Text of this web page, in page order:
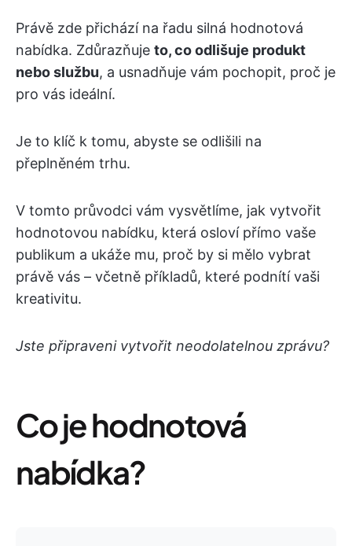
Právě zde přichází na řadu silná hodnotová
nabídka. Zdůrazňuje to, co odlišuje produkt
nebo službu, a usnadňuje vám pochopit, proč je
pro vás ideální.
Je to klíč k tomu, abyste se odlišili na
přeplněném trhu.
V tomto průvodci vám vysvětlíme, jak vytvořit
hodnotovou nabídku, která osloví přímo vaše
publikum a ukáže mu, proč by si mělo vybrat
právě vás – včetně příkladů, které podnítí vaši
kreativitu.
Jste připraveni vytvořit neodolatelnou zprávu?
Co je hodnotová
nabídka?